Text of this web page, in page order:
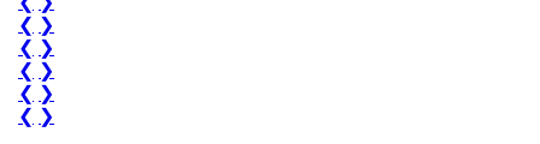
❮ ❯
❮ ❯
❮ ❯
❮ ❯
❮ ❯